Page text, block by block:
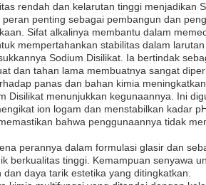
rendah dan kelarutan tinggi menjadikan
penting sebagai pembangun dan
Sifat alkalinya membantu dalam
mempertahankan stabilitas dalam
Sodium Disilikat. Ia bertindak
dan tahan lama membuatnya sangat
panas dan bahan kimia
Disilikat menunjukkan kegunaannya. Ini
ion logam dan menstabilkan kadar
bahwa penggunaannya tidak
perannya dalam formulasi glasir dan
berkualitas tinggi. Kemampuan
daya tarik estetika yang ditingkatkan.